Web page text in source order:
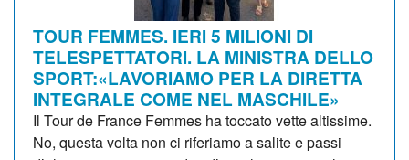
TOUR FEMMES. IERI 5 MILIONI DI
TELESPETTATORI. LA MINISTRA DELLO
SPORT:«LAVORIAMO PER LA DIRETTA
INTEGRALE COME NEL MASCHILE»
Il Tour de France Femmes ha toccato vette altissime.
No, questa volta non ci riferiamo a salite e passi